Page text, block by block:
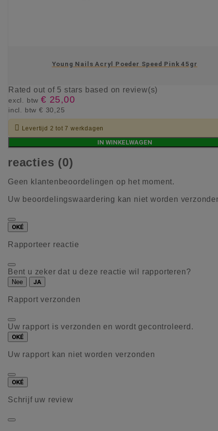
Young Nails Acryl Poeder Speed Pink 45gr
Rated out of 5 stars based on review(s)
excl. btw € 25,00
incl. btw € 30,25
 Levertijd 2 tot 7 werkdagen
IN WINKELWAGEN
reacties (0)
Geen klantenbeoordelingen op het moment.
Uw beoordelingswaardering kan niet worden
OKÉ
Rapporteer reactie
Bent u zeker dat u deze reactie wil rapporteren?
Nee JA
Rapport verzonden
Uw rapport is verzonden en wordt gecontroleerd.
OKÉ
Uw rapport kan niet worden verzonden
OKÉ
Schrijf uw review